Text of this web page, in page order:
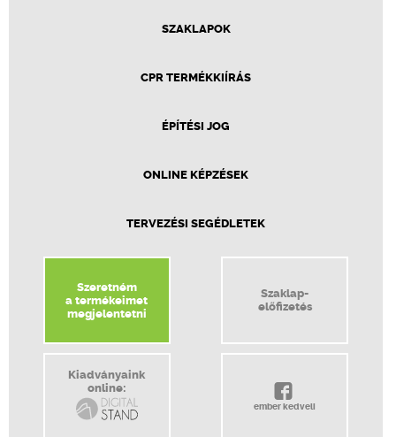
SZAKLAPOK
CPR TERMÉKKIÍRÁS
ÉPÍTÉSI JOG
ONLINE KÉPZÉSEK
TERVEZÉSI SEGÉDLETEK
Szeretném
a termékeimet
megjelentetni
Szaklap-
előfizetés
Kiadványaink
online:
ember kedveli